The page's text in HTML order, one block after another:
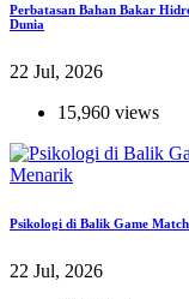
Perbatasan Bahan Bakar
Dunia
22 Jul, 2026
15,960 views
Psikologi di Balik Game
22 Jul, 2026